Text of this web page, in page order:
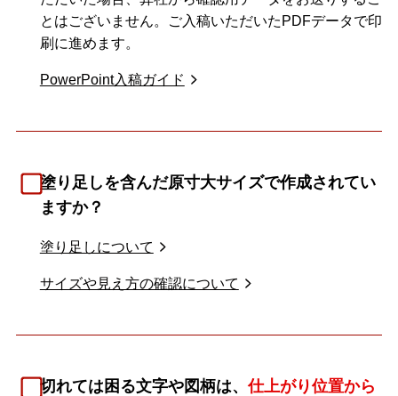
とはございません。ご入稿いただいたPDFデータで印
刷に進めます。
PowerPoint入稿ガイド
塗り足しを含んだ原寸大サイズで作成されてい
ますか？
塗り足しについて
サイズや見え方の確認について
切れては困る文字や図柄は、仕上がり位置から